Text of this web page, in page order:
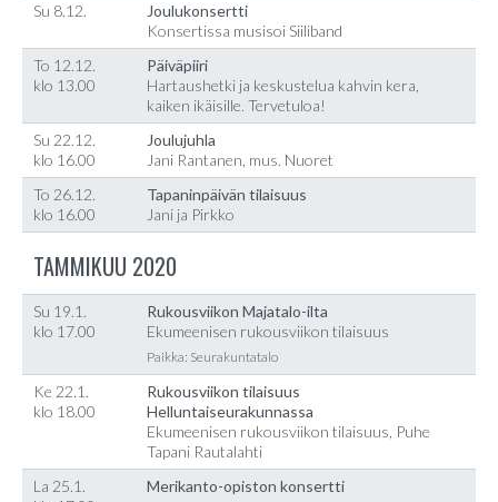
Su 8.12.
Joulukonsertti
Konsertissa musisoi Siiliband
To 12.12.
klo 13.00
Päiväpiiri
Hartaushetki ja keskustelua kahvin kera,
kaiken ikäisille. Tervetuloa!
Su 22.12.
klo 16.00
Joulujuhla
Jani Rantanen, mus. Nuoret
To 26.12.
klo 16.00
Tapaninpäivän tilaisuus
Jani ja Pirkko
TAMMIKUU 2020
Su 19.1.
klo 17.00
Rukousviikon Majatalo-ilta
Ekumeenisen rukousviikon tilaisuus
Paikka: Seurakuntatalo
Ke 22.1.
klo 18.00
Rukousviikon tilaisuus
Helluntaiseurakunnassa
Ekumeenisen rukousviikon tilaisuus, Puhe
Tapani Rautalahti
La 25.1.
Merikanto-opiston konsertti